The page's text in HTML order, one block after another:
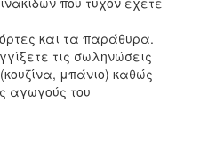
και τα παράθυρα.
τις σωληνώσεις
μπάνιο) καθώς
αγωγούς του